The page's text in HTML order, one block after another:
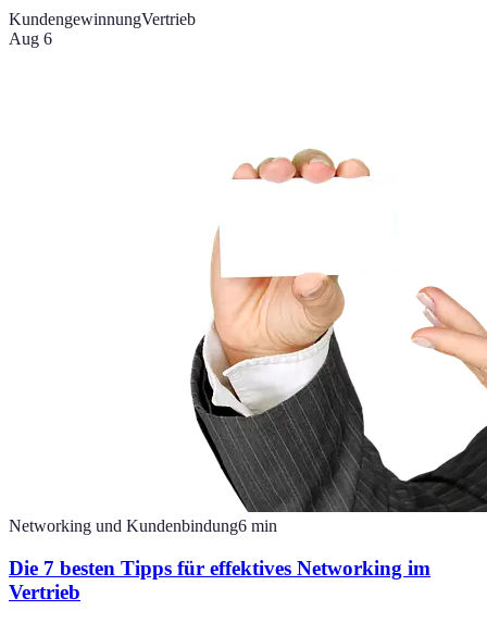
KundengewinnungVertrieb
Aug 6
Networking und Kundenbindung6 min
Die 7 besten Tipps für effektives Networking im
Vertrieb